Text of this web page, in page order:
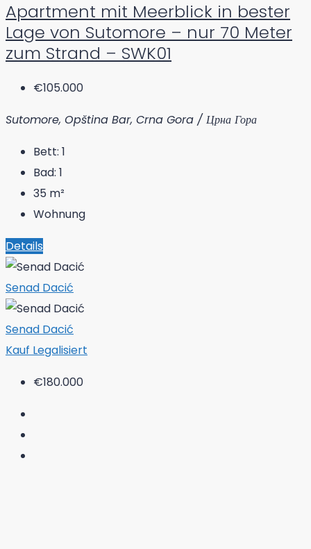
Apartment mit Meerblick in bester
Lage von Sutomore – nur 70 Meter
zum Strand – SWK01
€105.000
Sutomore, Opština Bar, Crna Gora / Црна Гора
Bett: 1
Bad: 1
35 m²
Wohnung
Details
Senad Dacić
Senad Dacić
Kauf Legalisiert
€180.000